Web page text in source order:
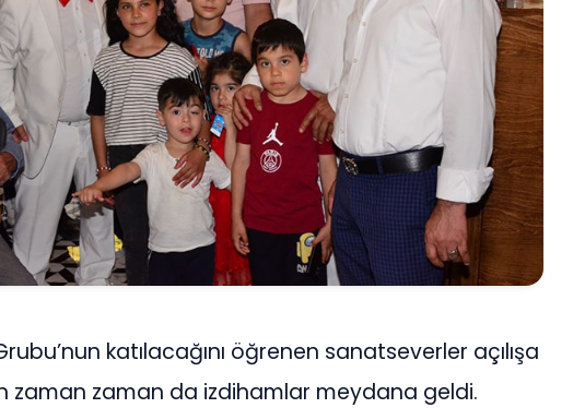
katılacağını öğrenen sanatseverler açılışa
zaman zaman da izdihamlar meydana geldi.